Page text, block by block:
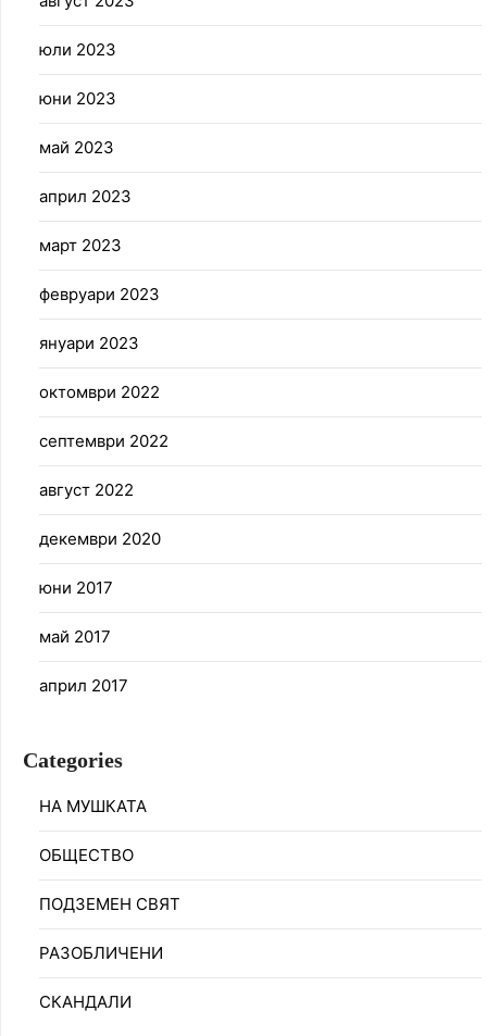
юли 2023
юни 2023
май 2023
април 2023
март 2023
февруари 2023
януари 2023
октомври 2022
септември 2022
август 2022
декември 2020
юни 2017
май 2017
април 2017
Categories
НА МУШКАТА
ОБЩЕСТВО
ПОДЗЕМЕН СВЯТ
РАЗОБЛИЧЕНИ
СКАНДАЛИ